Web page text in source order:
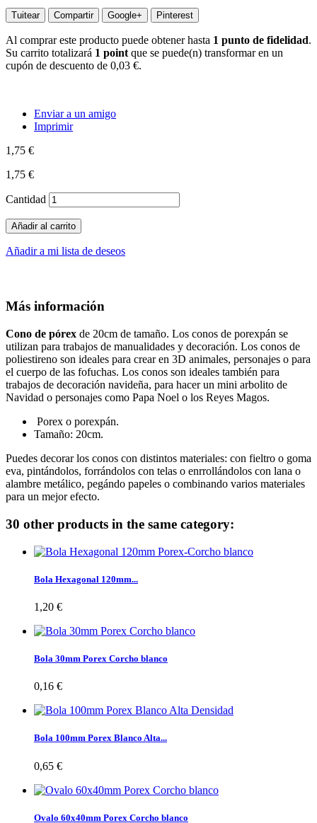
Tuitear Compartir Google+ Pinterest
Al comprar este producto puede obtener hasta 1 punto de fidelidad.
Su carrito totalizará 1 point que se puede(n) transformar en un
cupón de descuento de 0,03 €.
Enviar a un amigo
Imprimir
1,75 €
1,75 €
Cantidad
Añadir al carrito
Añadir a mi lista de deseos
Más información
Cono de pórex de 20cm de tamaño. Los conos de porexpán se
utilizan para trabajos de manualidades y decoración. Los conos de
poliestireno son ideales para crear en 3D animales, personajes o para
el cuerpo de las fofuchas. Los conos son ideales también para
trabajos de decoración navideña, para hacer un mini arbolito de
Navidad o personajes como Papa Noel o los Reyes Magos.
Porex o porexpán.
Tamaño: 20cm.
Puedes decorar los conos con distintos materiales: con fieltro o goma
eva, pintándolos, forrándolos con telas o enrrollándolos con lana o
alambre metálico, pegándo papeles o combinando varios materiales
para un mejor efecto.
30 other products in the same category:
Bola Hexagonal 120mm...
1,20 €
Bola 30mm Porex Corcho blanco
0,16 €
Bola 100mm Porex Blanco Alta...
0,65 €
Ovalo 60x40mm Porex Corcho blanco